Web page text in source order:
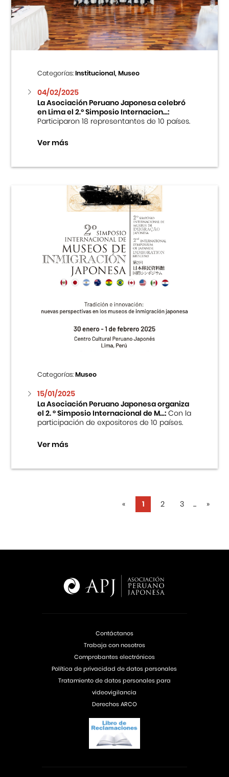
Categorías:Institucional, Museo
04/02/2025
La Asociación Peruano Japonesa celebró
en Lima el 2.º Simposio Internacion...:
Participaron 18 representantes de 10 países.
Ver más
Categorías:Museo
15/01/2025
La Asociación Peruano Japonesa organiza
el 2. ° Simposio Internacional de M...:Con la
participación de expositores de 10 países.
Ver más
« 1 2 3 ... »
Contáctanos
Trabaja con nosotros
Comprobantes electrónicos
Política de privacidad de datos personales
Tratamiento de datos personales para
videovigilancia
Derechos ARCO